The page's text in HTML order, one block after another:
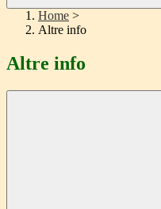
Home >
Altre info
Altre info